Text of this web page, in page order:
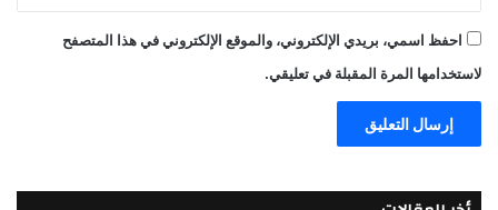
احفظ اسمي، بريدي الإلكتروني، والموقع الإلكتروني في هذا المتصفح
لاستخدامها المرة المقبلة في تعليقي.